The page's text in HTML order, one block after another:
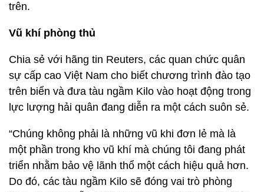
trên.
Vũ khí phòng thủ
Chia sẻ với hãng tin Reuters, các quan chức quân
sự cấp cao Việt Nam cho biết chương trình đào tạo
trên biển và đưa tàu ngầm Kilo vào hoạt động trong
lực lượng hải quân đang diễn ra một cách suôn sẻ.
“Chúng không phải là những vũ khi đơn lẻ mà là
một phần trong kho vũ khí mà chúng tôi đang phát
triển nhằm bảo vệ lãnh thổ một cách hiệu quả hơn.
Do đó, các tàu ngầm Kilo sẽ đóng vai trò phòng